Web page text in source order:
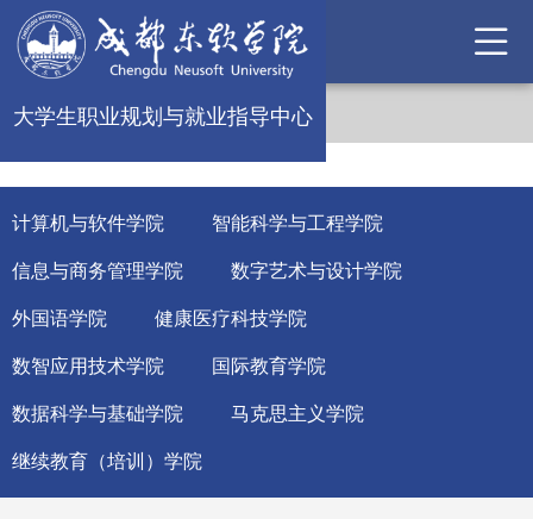
大学生职业规划与就业指导中心
计算机与软件学院 智能科学与工程学院
信息与商务管理学院 数字艺术与设计学院
外国语学院 健康医疗科技学院
数智应用技术学院 国际教育学院
数据科学与基础学院 马克思主义学院
继续教育（培训）学院